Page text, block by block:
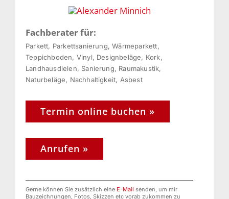
Fachberater für:
Parkett, Parkettsanierung, Wärmeparkett,
Teppichboden, Vinyl, Designbeläge, Kork,
Landhausdielen, Sanierung, Raumakustik,
Naturbeläge, Nachhaltigkeit, Asbest
Termin online buchen »
Anrufen »
Gerne können Sie zusätzlich eine E-Mail senden, um mir
Bauzeichnungen, Fotos, Skizzen etc vorab zukommen zu